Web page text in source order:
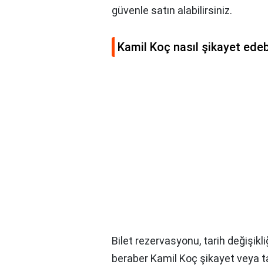
güvenle satın alabilirsiniz.
Kamil Koç nasıl şikayet
Bilet rezervasyonu, tarih
beraber Kamil Koç şikayet veya